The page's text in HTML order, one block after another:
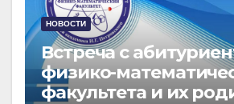
НОВОСТИ
Встреча с
физико-
факультета и их